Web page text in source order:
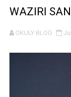
MASHILI
TANZANIA
WANAFUNZI
WAZIRI
OKULY BLOG